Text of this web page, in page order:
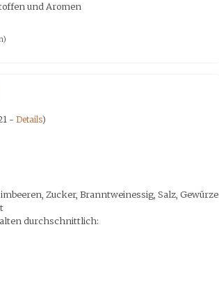
und Aromen
- Details)
Zucker, Branntweinessig, Salz, Gewürze
durchschnittlich: